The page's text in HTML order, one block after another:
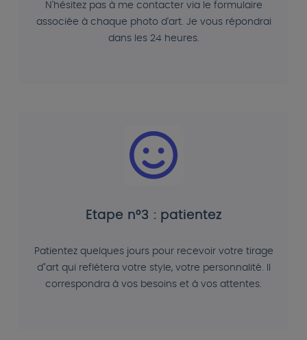
N'hésitez pas à me contacter via le formulaire
associée à chaque photo d'art. Je vous répondrai
dans les 24 heures.
Etape n°3 : patientez
Patientez quelques jours pour recevoir votre tirage
d"art qui reflétera votre style, votre personnalité. Il
correspondra à vos besoins et à vos attentes.